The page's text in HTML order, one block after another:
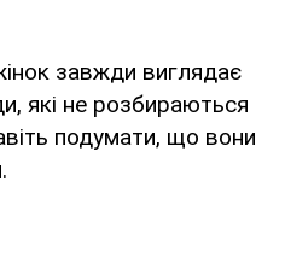
завжди виглядає
які не розбираються
подумати, що вони